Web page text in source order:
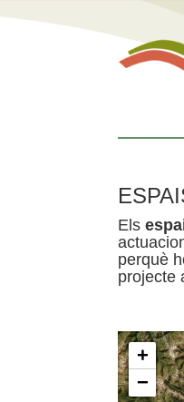
Els
perquè
projecte
+
−